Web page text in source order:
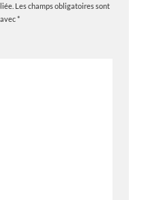
Les champs obligatoires sont
*